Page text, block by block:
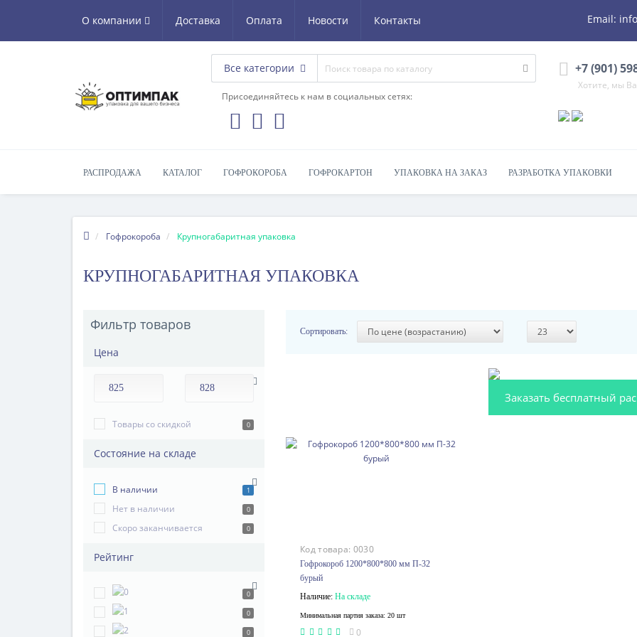
О компании Доставка Оплата Новости Контакты Email:
Все категории
Присоединяйтесь к нам в социальных сетях:
+7 (901)
Хотите, мы
РАСПРОДАЖА КАТАЛОГ ГОФРОКОРОБА ГОФРОКАРТОН УПАКОВКА НА ЗАКАЗ РАЗРАБОТКА УПАКОВКИ
Гофрокороба Крупногабаритная упаковка
КРУПНОГАБАРИТНАЯ УПАКОВКА
Фильтр товаров
Цена
Товары со скидкой 0
Состояние на складе
В наличии 1
Нет в наличии 0
Скоро заканчивается 0
Рейтинг
0
0
0
Сортировать:
Код товара: 0030
Гофрокороб 1200*800*800 мм П-32
бурый
Наличие: На складе
Минимальная партия заказа: 20 шт
0
Заказать бесплатный